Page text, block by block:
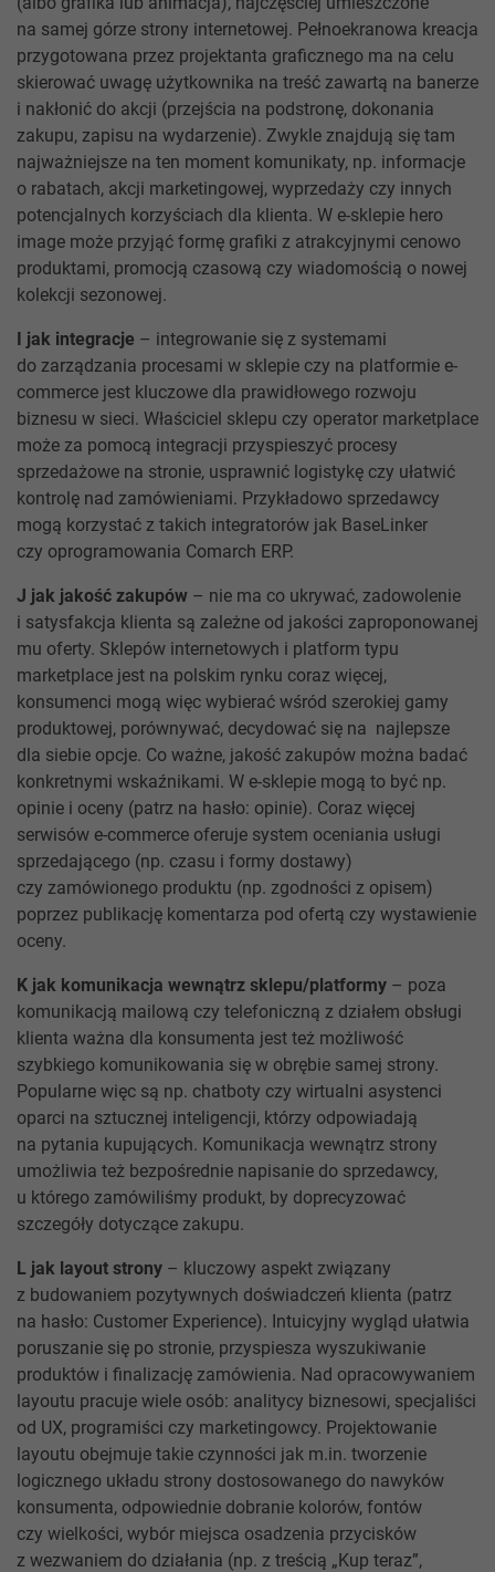
na samej górze strony internetowej. Pełnoekranowa kreacja
przygotowana przez projektanta graficznego ma na celu
skierować uwagę użytkownika na treść zawartą na banerze
i nakłonić do akcji (przejścia na podstronę, dokonania
zakupu, zapisu na wydarzenie). Zwykle znajdują się tam
najważniejsze na ten moment komunikaty, np. informacje
o rabatach, akcji marketingowej, wyprzedaży czy innych
potencjalnych korzyściach dla klienta. W e-sklepie hero
image może przyjąć formę grafiki z atrakcyjnymi cenowo
produktami, promocją czasową czy wiadomością o nowej
kolekcji sezonowej.
I jak integracje – integrowanie się z systemami
do zarządzania procesami w sklepie czy na platformie e-
commerce jest kluczowe dla prawidłowego rozwoju
biznesu w sieci. Właściciel sklepu czy operator marketplace
może za pomocą integracji przyspieszyć procesy
sprzedażowe na stronie, usprawnić logistykę czy ułatwić
kontrolę nad zamówieniami. Przykładowo sprzedawcy
mogą korzystać z takich integratorów jak BaseLinker
czy oprogramowania Comarch ERP.
J jak jakość zakupów – nie ma co ukrywać, zadowolenie
i satysfakcja klienta są zależne od jakości zaproponowanej
mu oferty. Sklepów internetowych i platform typu
marketplace jest na polskim rynku coraz więcej,
konsumenci mogą więc wybierać wśród szerokiej gamy
produktowej, porównywać, decydować się na najlepsze
dla siebie opcje. Co ważne, jakość zakupów można badać
konkretnymi wskaźnikami. W e-sklepie mogą to być np.
opinie i oceny (patrz na hasło: opinie). Coraz więcej
serwisów e-commerce oferuje system oceniania usługi
sprzedającego (np. czasu i formy dostawy)
czy zamówionego produktu (np. zgodności z opisem)
poprzez publikację komentarza pod ofertą czy wystawienie
oceny.
K jak komunikacja wewnątrz sklepu/platformy – poza
komunikacją mailową czy telefoniczną z działem obsługi
klienta ważna dla konsumenta jest też możliwość
szybkiego komunikowania się w obrębie samej strony.
Popularne więc są np. chatboty czy wirtualni asystenci
oparci na sztucznej inteligencji, którzy odpowiadają
na pytania kupujących. Komunikacja wewnątrz strony
umożliwia też bezpośrednie napisanie do sprzedawcy,
u którego zamówiliśmy produkt, by doprecyzować
szczegóły dotyczące zakupu.
L jak layout strony – kluczowy aspekt związany
z budowaniem pozytywnych doświadczeń klienta (patrz
na hasło: Customer Experience). Intuicyjny wygląd ułatwia
poruszanie się po stronie, przyspiesza wyszukiwanie
produktów i finalizację zamówienia. Nad opracowywaniem
layoutu pracuje wiele osób: analitycy biznesowi, specjaliści
od UX, programiści czy marketingowcy. Projektowanie
layoutu obejmuje takie czynności jak m.in. tworzenie
logicznego układu strony dostosowanego do nawyków
konsumenta, odpowiednie dobranie kolorów, fontów
czy wielkości, wybór miejsca osadzenia przycisków
z wezwaniem do działania (np. z treścią „Kup teraz”,